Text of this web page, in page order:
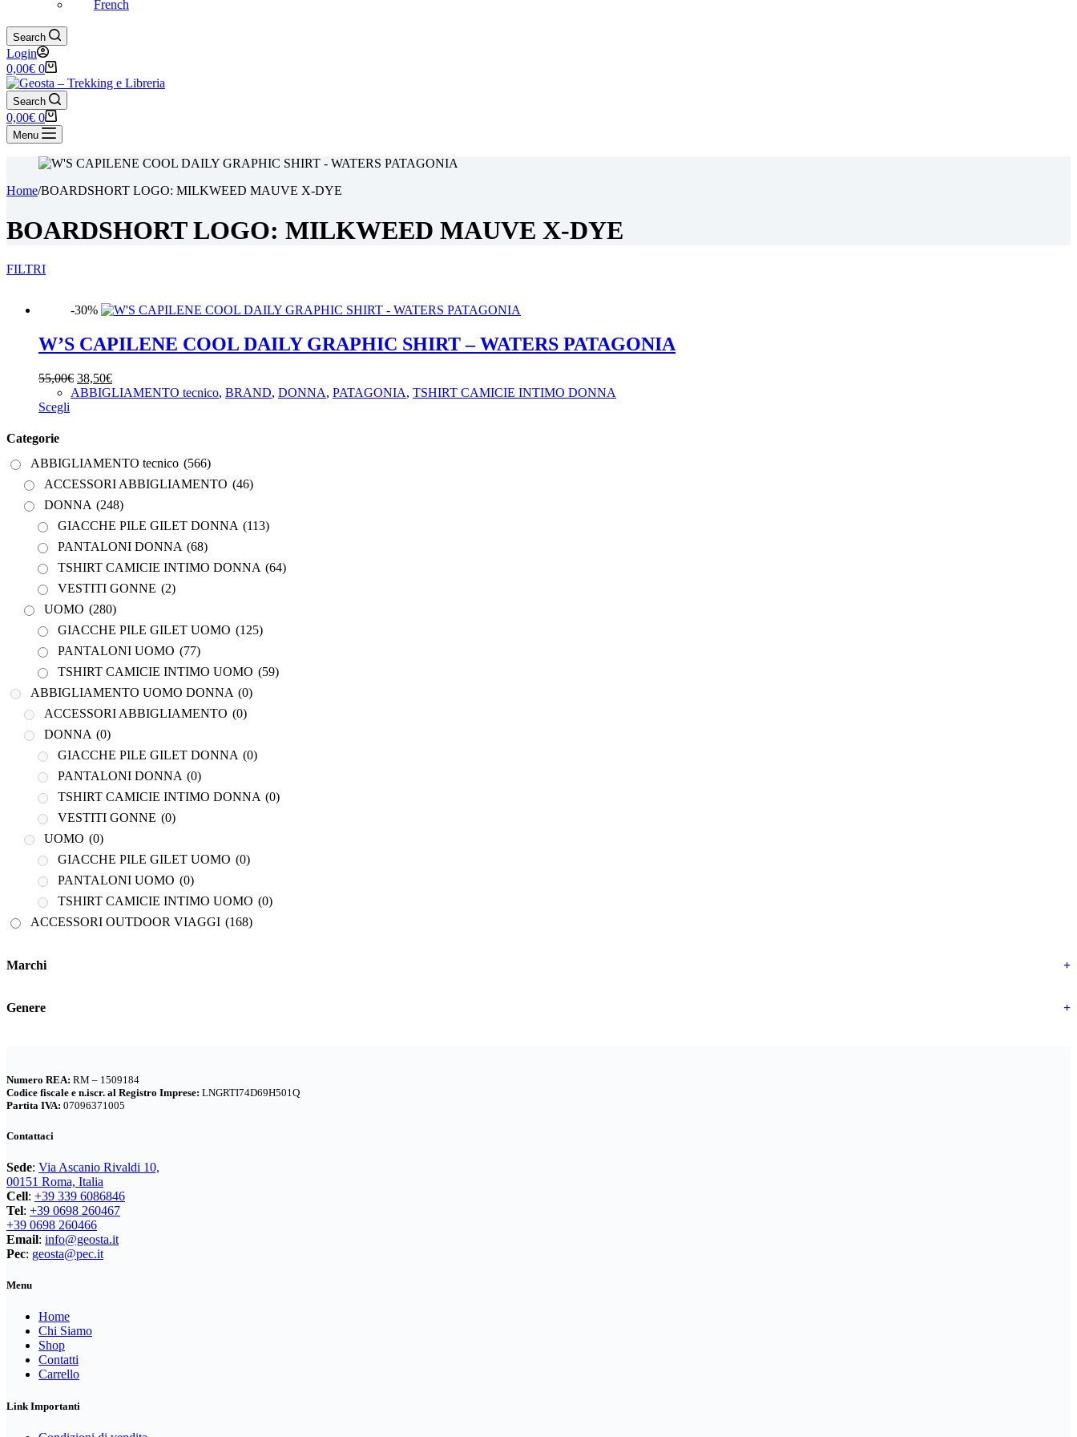
French
Search
Login
Carrello
0,00€ 0
Search
Carrello
0,00€ 0
Menu
Home/BOARDSHORT LOGO: MILKWEED MAUVE X-DYE
BOARDSHORT LOGO: MILKWEED MAUVE X-DYE
FILTRI
ABBIGLIAMENTO tecnico(566)
ACCESSORI ABBIGLIAMENTO
DONNA(248)
TSHIRT CAMICIE INTIMO DONNA
VESTITI GONNE(2)
UOMO(280)
GIACCHE PILE GILET UOMO(125)
TSHIRT CAMICIE INTIMO UOMO
ABBIGLIAMENTO UOMO DONNA
ACCESSORI ABBIGLIAMENTO(0)
DONNA(0)
GIACCHE PILE GILET DONNA(0)
PANTALONI DONNA(0)
TSHIRT CAMICIE INTIMO DONNA
VESTITI GONNE
UOMO (0)
GIACCHE PILE GILET UOMO (0)
PANTALONI UOMO
TSHIRT CAMICIE INTIMO UOMO
ACCESSORI OUTDOOR VIAGGI(168)
... PER VIAGGIARE (15)
BASTONCINI TREKKING E NORDIC WALKING
BINOCOLI CANNOCCHIALI TELESCOPI
TORCE(13)
ZAINI(76)
BERGHAUS(2)
BERTONI(3)
BRIZZA(0)
DEUTER(17)
EASTPAK
GARMONT
GIPRON
GM CALZE
IGM
IZAS
KONUS (7)
Marchi
Genere
-30%
W’S CAPILENE COOL DAILY GRAPHIC SHIRT – WATERS PATAGONIA
55,00€ Il
prezzo
38,50€Il
prezzo
ABBIGLIAMENTO tecnico, BRAND, DONNA, PATAGONIA, TSHIRT CAMICIE INTIMO DONNA
Scegli
varianti.
Le
opzioni
possono
essere
nella
pagina
prodotto
Categorie
ABBIGLIAMENTO tecnico (566)
ACCESSORI ABBIGLIAMENTO (46)
DONNA (248)
GIACCHE PILE GILET DONNA (113)
PANTALONI DONNA (68)
TSHIRT CAMICIE INTIMO DONNA (64)
VESTITI GONNE (2)
UOMO (280)
GIACCHE PILE GILET UOMO (125)
PANTALONI UOMO (77)
TSHIRT CAMICIE INTIMO UOMO (59)
ABBIGLIAMENTO UOMO DONNA (0)
ACCESSORI ABBIGLIAMENTO (0)
DONNA (0)
GIACCHE PILE GILET DONNA (0)
PANTALONI DONNA (0)
TSHIRT CAMICIE INTIMO DONNA (0)
VESTITI GONNE (0)
UOMO (0)
GIACCHE PILE GILET UOMO (0)
PANTALONI UOMO (0)
TSHIRT CAMICIE INTIMO UOMO (0)
ACCESSORI OUTDOOR VIAGGI (168)
BASTONCINI TREKKING E NORDIC WALKING
BORRACCE PORTA VIVANDE
NEVE (25)
TORCE(13)
ZAINI
4 LAND EDIZIONI(38)
BERGHAUS(2)
BERTONI(3)
BRIZZA(0)
DEUTER(17)
GARMONT
GIPRON
GM CALZE
IGM(0)
IZAS(7)
Marchi +
Genere +
Numero REA: RM – 1509184
Codice fiscale e n.iscr. al Registro Imprese: LNGRTI74D69H501Q
Partita IVA: 07096371005
Contattaci
Sede: Via Ascanio Rivaldi 10,
00151 Roma, Italia
Cell: +39 339 6086846
Tel: +39 0698 260467
+39 0698 260466
Email: info@geosta.it
Pec: geosta@pec.it
Menu
Home
Chi Siamo
Shop
Contatti
Carrello
Link Importanti